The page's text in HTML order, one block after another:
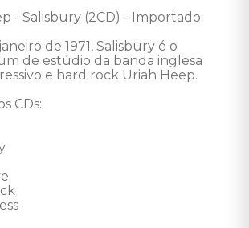
- Salisbury (2CD) - Importado
de 1971, Salisbury é o
de estúdio da banda inglesa
e hard rock Uriah Heep.
CDs: